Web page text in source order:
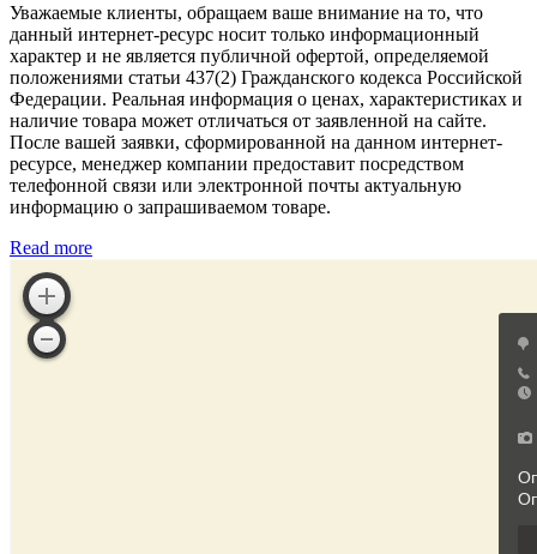
Уважаемые клиенты, обращаем ваше внимание на то, что
данный интернет-ресурс носит только информационный
характер и не является публичной офертой, определяемой
положениями статьи 437(2) Гражданского кодекса Российской
Федерации. Реальная информация о ценах, характеристиках и
наличие товара может отличаться от заявленной на сайте.
После вашей заявки, сформированной на данном интернет-
ресурсе, менеджер компании предоставит посредством
телефонной связи или электронной почты актуальную
информацию о запрашиваемом товаре.
Read more